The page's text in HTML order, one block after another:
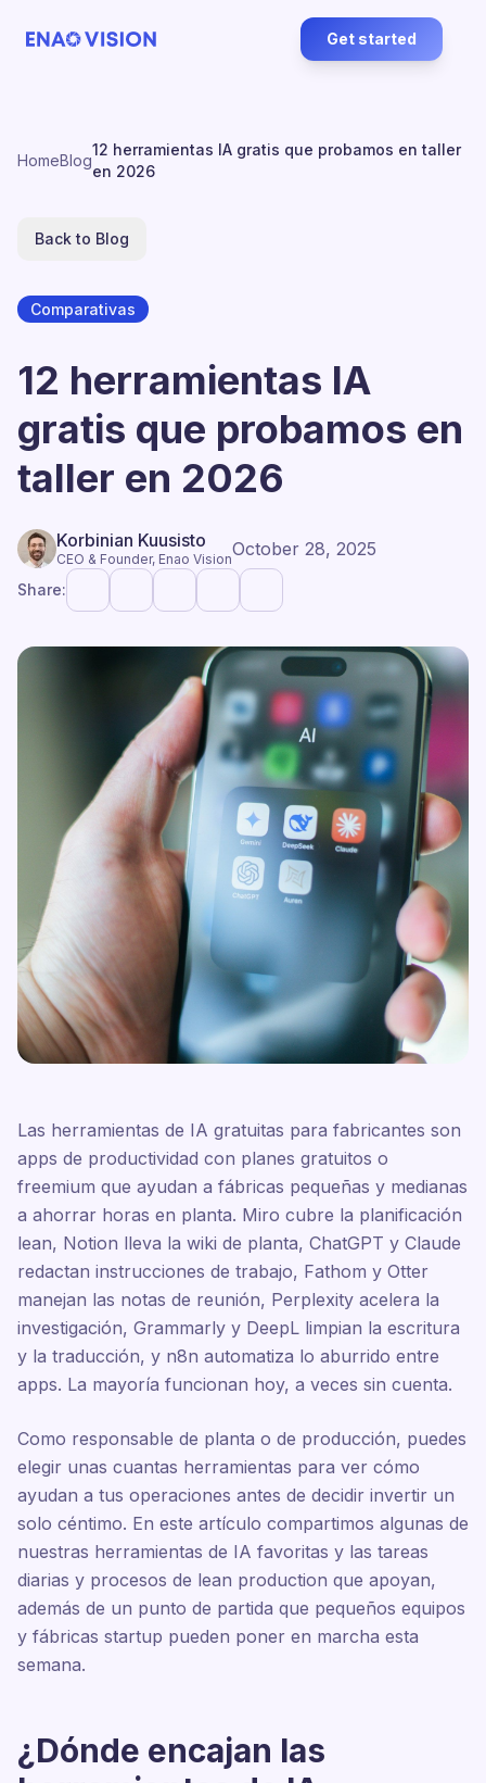
Get started
HomeBlog
12 herramientas IA gratis que probamos en taller
en 2026
Back to Blog
Comparativas
12 herramientas IA
gratis que probamos en
taller en 2026
Korbinian Kuusisto
CEO & Founder, Enao VisionOctober 28, 2025
Share:
Las herramientas de IA gratuitas para fabricantes son
apps de productividad con planes gratuitos o
freemium que ayudan a fábricas pequeñas y medianas
a ahorrar horas en planta. Miro cubre la planificación
lean, Notion lleva la wiki de planta, ChatGPT y Claude
redactan instrucciones de trabajo, Fathom y Otter
manejan las notas de reunión, Perplexity acelera la
investigación, Grammarly y DeepL limpian la escritura
y la traducción, y n8n automatiza lo aburrido entre
apps. La mayoría funcionan hoy, a veces sin cuenta.
Como responsable de planta o de producción, puedes
elegir unas cuantas herramientas para ver cómo
ayudan a tus operaciones antes de decidir invertir un
solo céntimo. En este artículo compartimos algunas de
nuestras herramientas de IA favoritas y las tareas
diarias y procesos de lean production que apoyan,
además de un punto de partida que pequeños equipos
y fábricas startup pueden poner en marcha esta
semana.
¿Dónde encajan las